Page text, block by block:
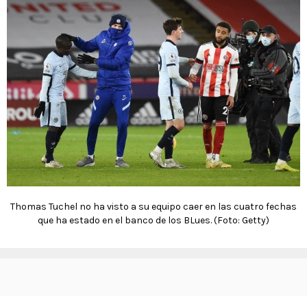
Thomas Tuchel no ha visto a su equipo caer en las cuatro fechas
que ha estado en el banco de los BLues. (Foto: Getty)